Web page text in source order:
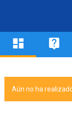
Aún no ha